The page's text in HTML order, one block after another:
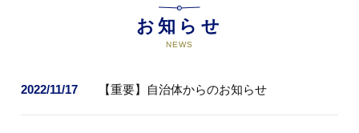
お知らせ
NEWS
2022/11/17 【重要】自治体からのお知らせ